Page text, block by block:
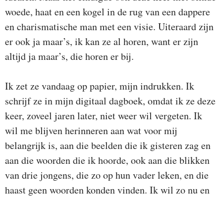
woede, haat en een kogel in de rug van een dappere
en charismatische man met een visie. Uiteraard zijn
er ook ja maar’s, ik kan ze al horen, want er zijn
altijd ja maar’s, die horen er bij.
Ik zet ze vandaag op papier, mijn indrukken. Ik
schrijf ze in mijn digitaal dagboek, omdat ik ze deze
keer, zoveel jaren later, niet weer wil vergeten. Ik
wil me blijven herinneren aan wat voor mij
belangrijk is, aan die beelden die ik gisteren zag en
aan die woorden die ik hoorde, ook aan die blikken
van drie jongens, die zo op hun vader leken, en die
haast geen woorden konden vinden. Ik wil zo nu en